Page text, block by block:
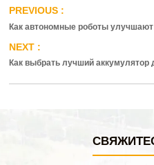
Как автономные роботы улучшают
Как выбрать лучший